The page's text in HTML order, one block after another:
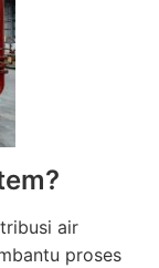
air
proses